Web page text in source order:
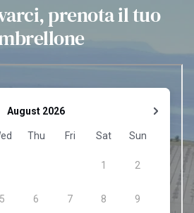
prenota il tuo